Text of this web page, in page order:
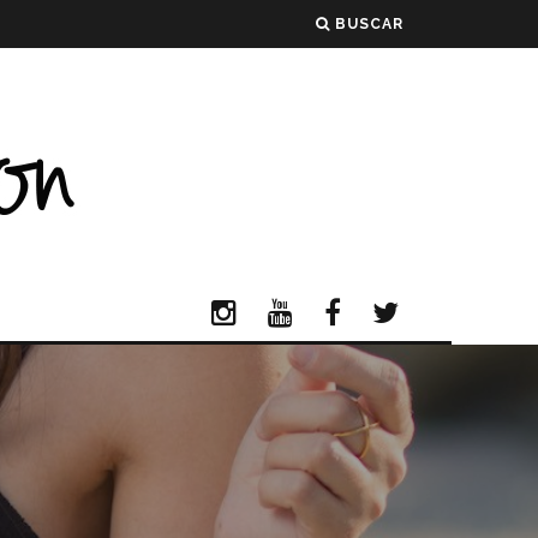
BUSCAR